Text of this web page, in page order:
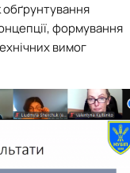
обґрунтування
формування
вимог